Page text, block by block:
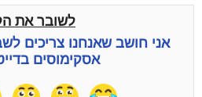
לשובר את
אני חושב שאנחנו צריכים
אסקימוסים